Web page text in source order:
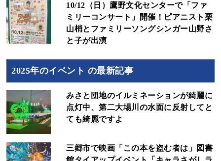
10/12（日）鷹野文化センターで「ファ
ミリーコンサート」開催！ピアニスト栗
山梢とファミリーソングシンガー山野さ
と子が出演
2025年のイベント の最新記事
みさと団地のイルミネーションが綺麗に
点灯中、第二大場川の水面に反射してと
ても綺麗ですよ
三郷市で映画「この本を盗む者は」図書